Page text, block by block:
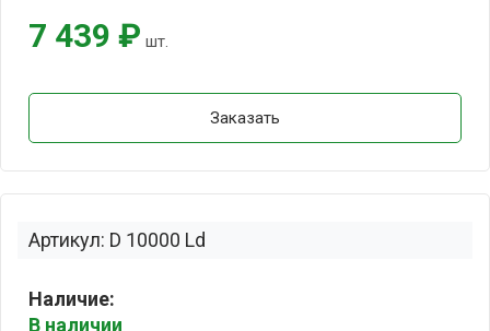
Артикул: D 10000 Ld
Наличие:
В наличии
7 439 ₽ шт.
Заказать